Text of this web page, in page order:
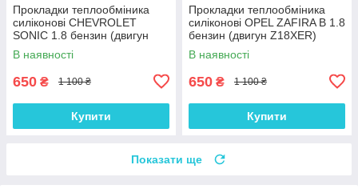
Прокладки теплообміника
силіконові CHEVROLET
SONIC 1.8 бензин (двигун
F18D4) комплект 16 шт.
В наявності
650 ₴ 1 100 ₴
Купити
Прокладки теплообміника
силіконові OPEL ZAFIRA B 1.8
бензин (двигун Z18XER)
комплект 16 шт.
В наявності
650 ₴ 1 100 ₴
Купити
Показати ще